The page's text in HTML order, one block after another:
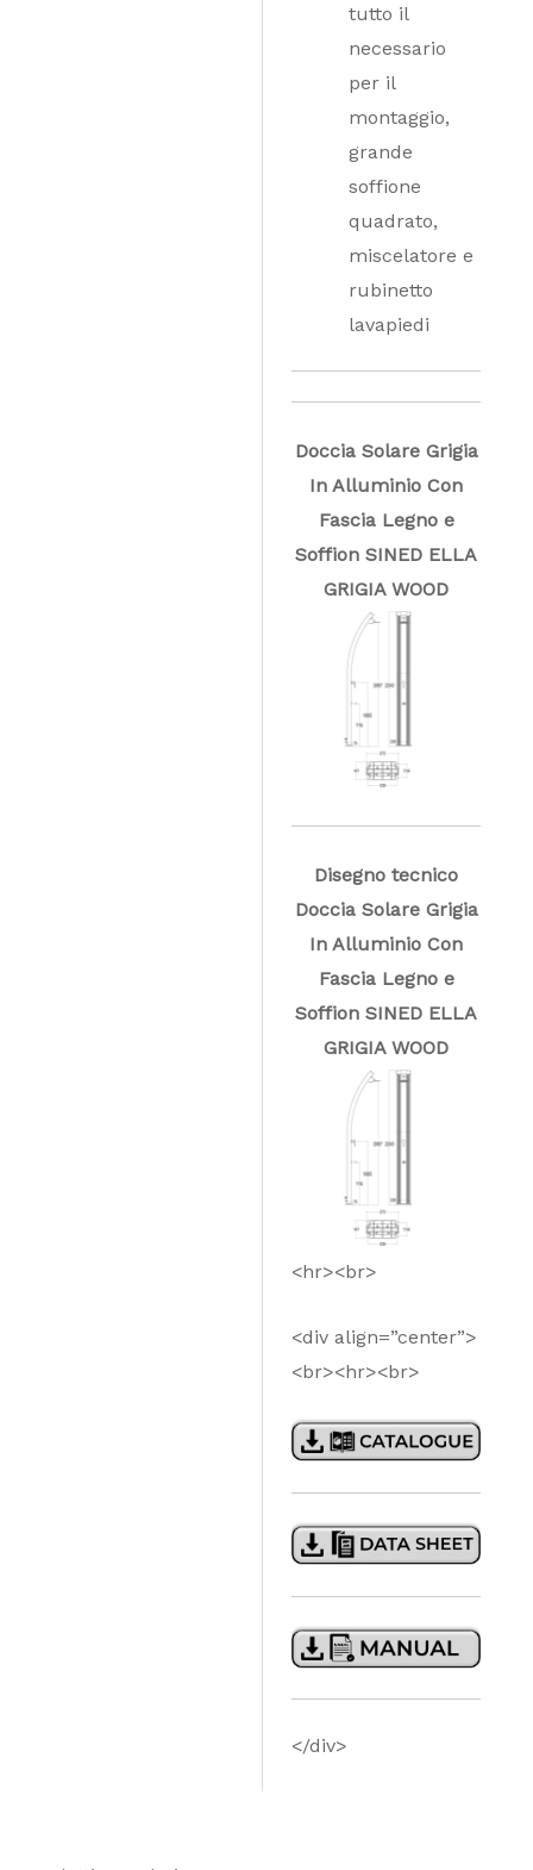
tutto il
necessario
per il
montaggio,
grande
soffione
quadrato,
miscelatore e
rubinetto
lavapiedi
Doccia Solare Grigia
In Alluminio Con
Fascia Legno e
Soffion SINED ELLA
GRIGIA WOOD
Disegno tecnico
Doccia Solare Grigia
In Alluminio Con
Fascia Legno e
Soffion SINED ELLA
GRIGIA WOOD
<hr><br>
<div align=”center”>
<br><hr><br>
</div>